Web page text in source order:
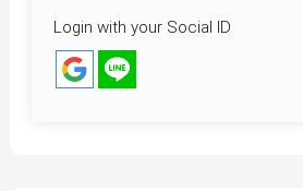
Login with your Social ID